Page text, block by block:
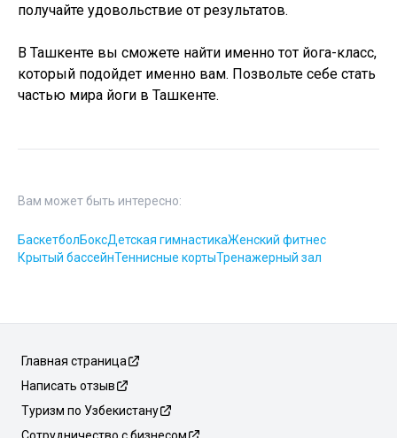
получайте удовольствие от результатов.
В Ташкенте вы сможете найти именно тот йога-класс,
который подойдет именно вам. Позвольте себе стать
частью мира йоги в Ташкенте.
Вам может быть интересно:
БаскетболБоксДетская гимнастикаЖенский фитнес
Крытый бассейнТеннисные кортыТренажерный зал
Главная страница
Написать отзыв
Туризм по Узбекистану